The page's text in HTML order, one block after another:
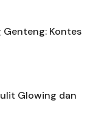
Kontes
Glowing dan